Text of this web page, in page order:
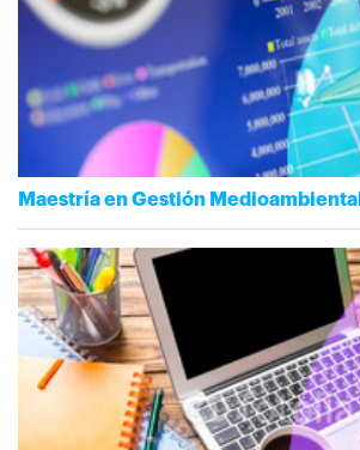
Maestría en Gestión Medioambiental